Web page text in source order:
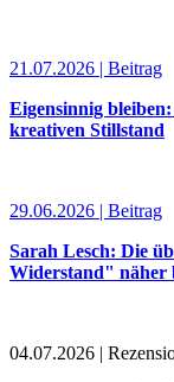
21.07.2026 | Beitrag
Eigensinnig
kreativen Stillstand
29.06.2026 | Beitrag
Sarah Lesch: Die
Widerstand" näher
04.07.2026 |